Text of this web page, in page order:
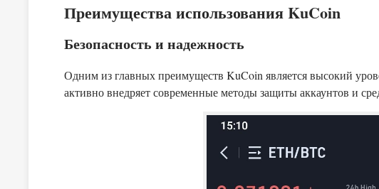
Преимущества использованияKuCoin
Безопасность и надежность
Одним из главных преимуществ KuCoin является высокий
активно внедряет современные методы защиты аккаунтов и